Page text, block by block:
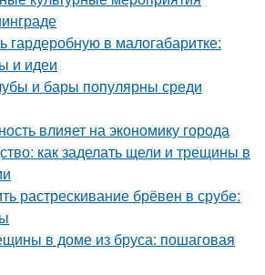
гардеробную в малогабаритке:
и идеи
и бары популярны среди
влияет на экономику города
как заделать щели и трещины в
растрескивание брёвен в срубе:
в доме из бруса: пошаговая